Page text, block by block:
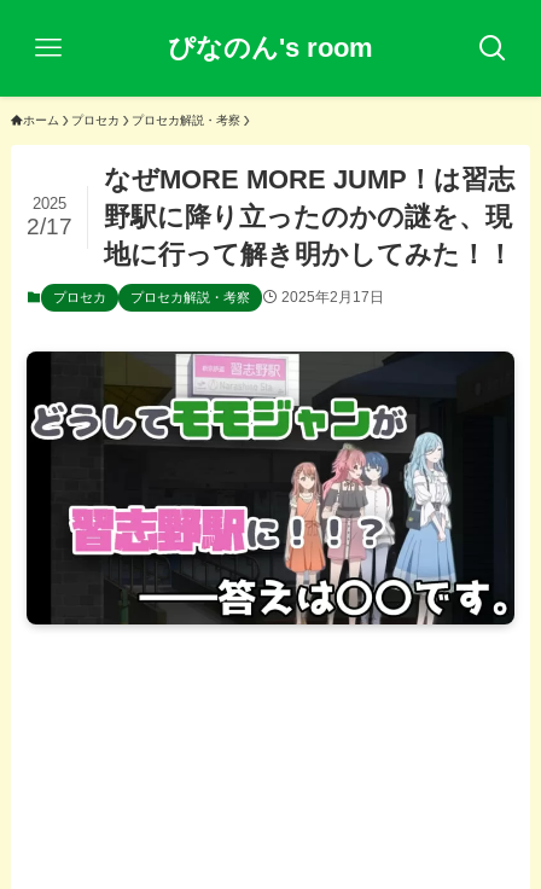
ぴなのん's room
ホーム プロセカ プロセカ解説・考察
なぜMORE MORE JUMP！は習志
野駅に降り立ったのかの謎を、現
地に行って解き明かしてみた！！
2025
2/17
プロセカ プロセカ解説・考察 2025年2月17日